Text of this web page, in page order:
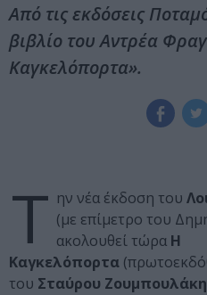
Από τις εκδόσεις
βιβλίο του Αντρέα
Καγκελόπορτα».
Τ ην νέα έκδοση του
(με επίμετρο του
ακολουθεί τώρα Η
Καγκελόπορτα
του Σταύρου